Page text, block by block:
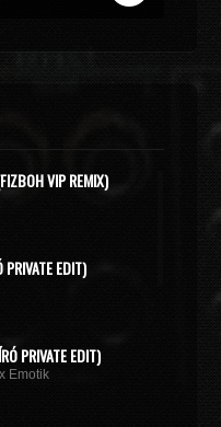
VIP REMIX)
PRIVATE EDIT)
PRIVATE EDIT)
Emotik